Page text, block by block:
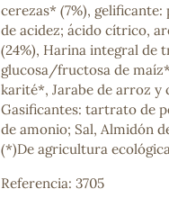
cerezas* (7%),
de acidez; ácido cítrico,
(24%), Harina integral de
glucosa/fructosa de
karité*, Jarabe de arroz y
Gasificantes: tartrato de
de amonio; Sal, Almidón
(*)De agricultura
Referencia: 3705